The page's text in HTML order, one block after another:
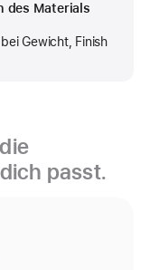
des Materials
Gewicht, Finish
passt.